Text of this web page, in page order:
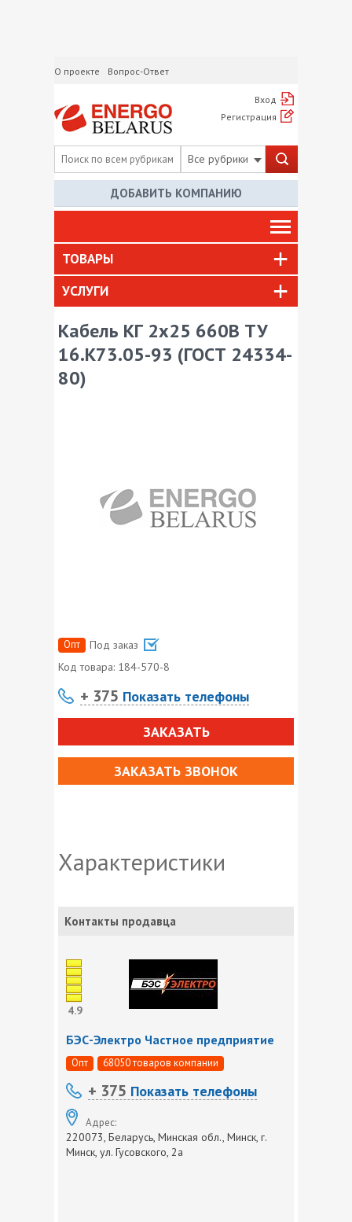
О проекте Вопрос-Ответ
Вход
Регистрация
Все рубрики
ДОБАВИТЬ КОМПАНИЮ
ТОВАРЫ
УСЛУГИ
Кабель КГ 2х25 660В ТУ
16.К73.05-93 (ГОСТ 24334-
80)
Опт
Под заказ
Код товара: 184-570-8
+ 375 Показать телефоны
ЗАКАЗАТЬ
ЗАКАЗАТЬ ЗВОНОК
Характеристики
Контакты продавца
4.9
БЭС-Электро Частное предприятие
Опт 68050 товаров компании
+ 375 Показать телефоны
Адрес:
220073, Беларусь, Минская обл., Минск, г.
Минск, ул. Гусовского, 2а